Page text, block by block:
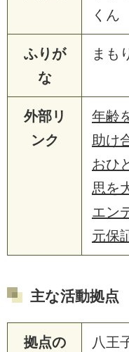
くん
ふりが
な
まも
外部リ
ンク
年齢
助け
おひ
思を
エン
元保
主な活動拠点
拠点の
八王